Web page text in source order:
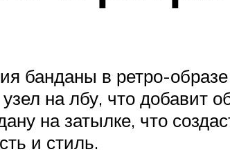
банданы в ретро-
на лбу, что добавит
на затылке, что
и стиль.